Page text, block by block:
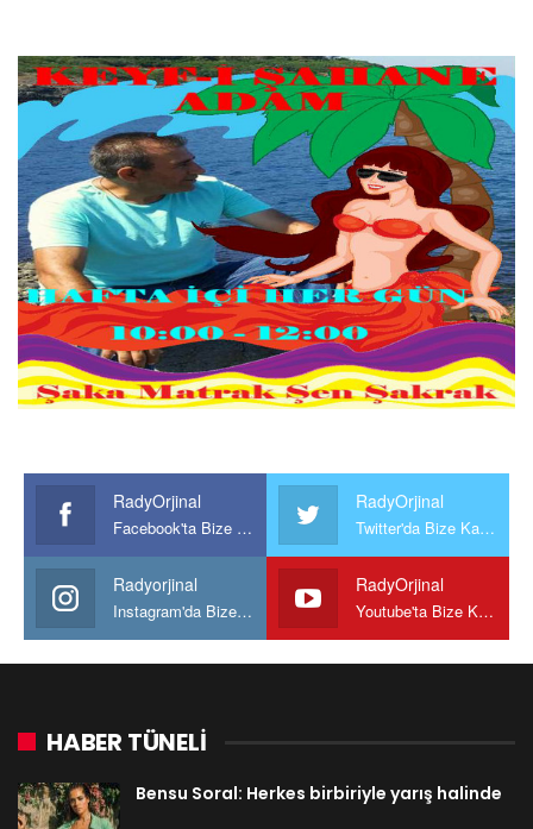
RadyOrjinal
Facebook'ta Bize Katılın
RadyOrjinal
Twitter'da Bize Katılın
Radyorjinal
Instagram'da Bize katılın
RadyOrjinal
Youtube'ta Bize Katılın
HABER TÜNELİ
Bensu Soral: Herkes birbiriyle yarış halinde